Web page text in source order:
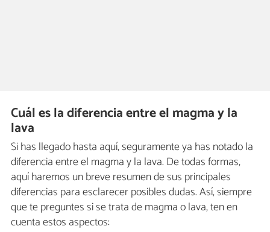
Cuál es la diferencia entre el magma y la
lava
Si has llegado hasta aquí, seguramente ya has notado la
diferencia entre el magma y la lava. De todas formas,
aquí haremos un breve resumen de sus principales
diferencias para esclarecer posibles dudas. Así, siempre
que te preguntes si se trata de magma o lava, ten en
cuenta estos aspectos: